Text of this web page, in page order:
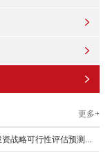
更多+
战略可行性评估预测...